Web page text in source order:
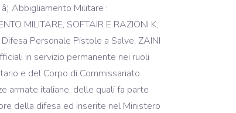
Abbigliamento Militare :
MILITARE, SOFTAIR E RAZIONI K,
Difesa Personale Pistole a Salve, ZAINI
in servizio permanente nei ruoli
e del Corpo di Commissariato
armate italiane, delle quali fa parte
della difesa ed inserite nel Ministero